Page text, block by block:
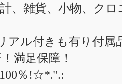
、雑貨、小物、ク
アル付きも有り付属
満足保障！
％!☆*.".: